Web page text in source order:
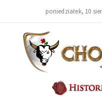
poniedziałek, 10